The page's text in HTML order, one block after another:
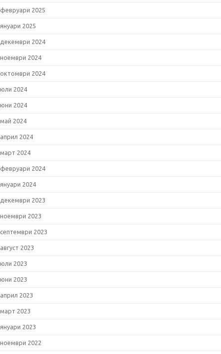
февруари 2025
януари 2025
декември 2024
ноември 2024
октомври 2024
юли 2024
юни 2024
май 2024
април 2024
март 2024
февруари 2024
януари 2024
декември 2023
ноември 2023
септември 2023
август 2023
юли 2023
юни 2023
април 2023
март 2023
януари 2023
ноември 2022